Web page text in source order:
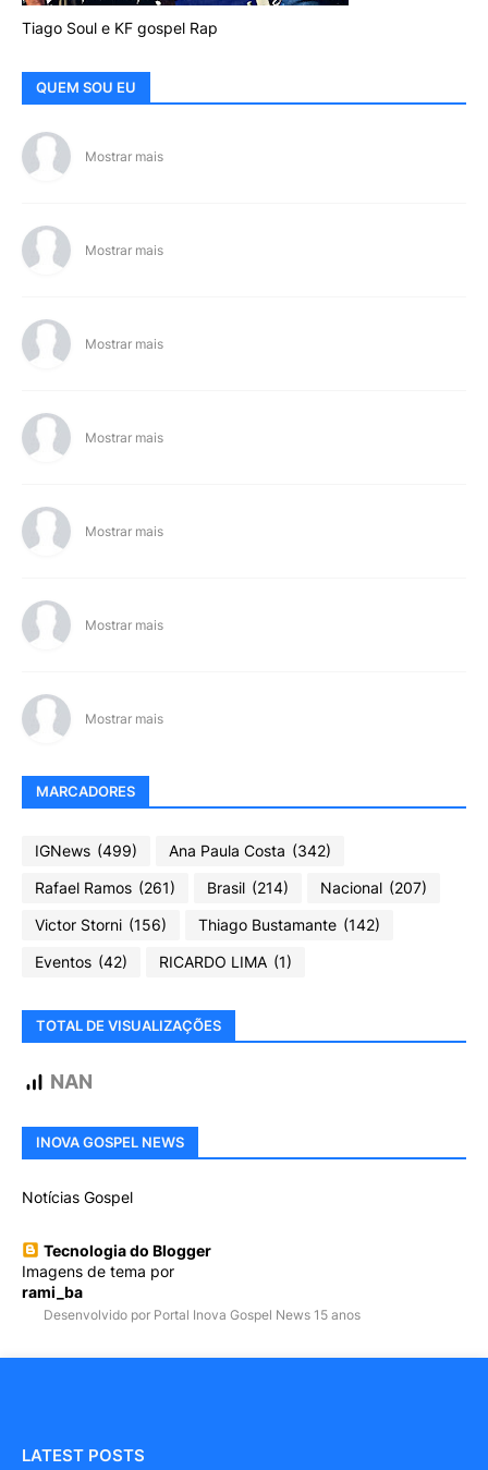
Tiago Soul e KF gospel Rap
QUEM SOU EU
Mostrar mais
Mostrar mais
Mostrar mais
Mostrar mais
Mostrar mais
Mostrar mais
Mostrar mais
MARCADORES
IGNews (499) Ana Paula Costa (342)
Rafael Ramos (261) Brasil (214) Nacional (207)
Victor Storni (156) Thiago Bustamante (142)
Eventos (42) RICARDO LIMA (1)
TOTAL DE VISUALIZAÇÕES
NAN
INOVA GOSPEL NEWS
Notícias Gospel
Tecnologia do Blogger
Imagens de tema por
rami_ba
Desenvolvido por Portal Inova Gospel News 15 anos
LATEST POSTS